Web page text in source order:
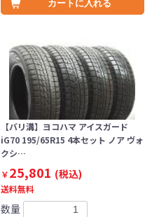
カートに入れる
【バリ溝】ヨコハマ アイスガード
iG70 195/65R15 4本セット ノア ヴォ
クシ…
￥25,801 (税込)
送料無料
数量